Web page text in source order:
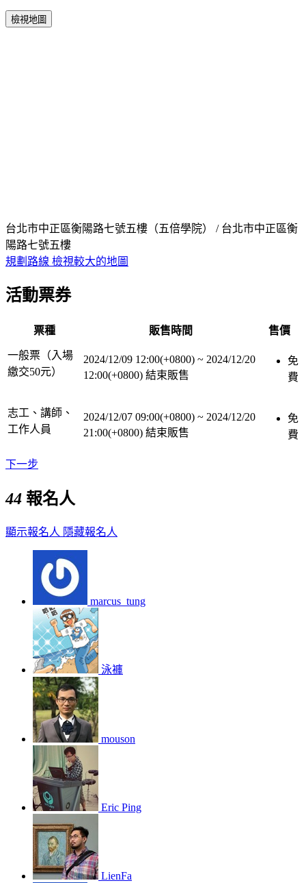
檢視地圖
台北市中正區衡陽路七號五樓（五倍學院） / 台北市中正區衡
陽路七號五樓
規劃路線 檢視較大的地圖
活動票券
票種 販售時間 售價
一般票（入場
繳交50元）
2024/12/09 12:00(+0800) ~ 2024/12/20
12:00(+0800) 結束販售
免
費
志工、講師、
工作人員
2024/12/07 09:00(+0800) ~ 2024/12/20
21:00(+0800) 結束販售
免
費
下一步
44 報名人
顯示報名人 隱藏報名人
marcus_tung
泳褲
mouson
Eric Ping
LienFa